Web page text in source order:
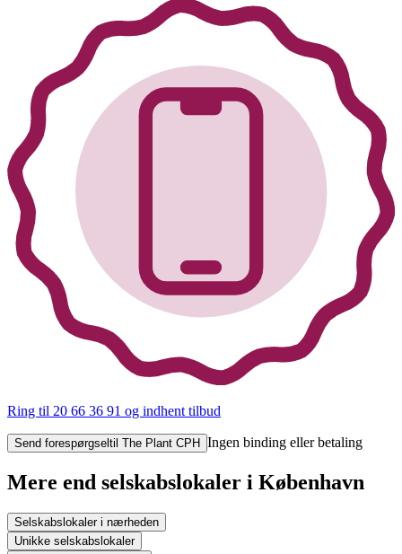
Ring til 20 66 36 91 og indhent tilbud
Send forespørgsel til The Plant CPH Ingen binding eller betaling
Mere end selskabslokaler i København
Selskabslokaler i nærheden
Unikke selskabslokaler